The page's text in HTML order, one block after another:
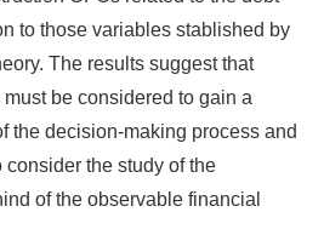
to those variables stablished by
The results suggest that
be considered to gain a
the decision-making process and
the study of the
of the observable financial